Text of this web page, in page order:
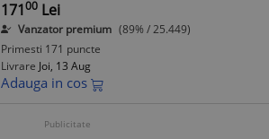
17100 Lei
Vanzator premium (89% / 25.449)
Primesti 171 puncte
Livrare Joi, 13 Aug
Adauga in cos
Publicitate